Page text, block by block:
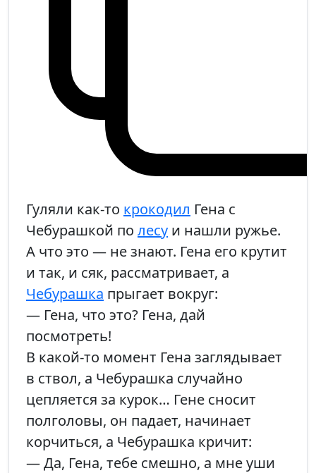
Гуляли как-то крокодил Гена с
Чебурашкой по лесу и нашли ружье.
А что это — не знают. Гена его крутит
и так, и сяк, рассматривает, а
Чебурашка прыгает вокруг:
— Гена, что это? Гена, дай
посмотреть!
В какой-то момент Гена заглядывает
в ствол, а Чебурашка случайно
цепляется за курок… Гене сносит
полголовы, он падает, начинает
корчиться, а Чебурашка кричит:
— Да, Гена, тебе смешно, а мне уши